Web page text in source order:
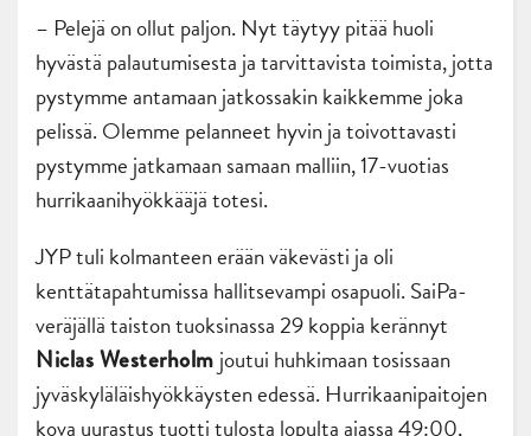
– Pelejä on ollut paljon. Nyt täytyy pitää huoli
hyvästä palautumisesta ja tarvittavista toimista, jotta
pystymme antamaan jatkossakin kaikkemme joka
pelissä. Olemme pelanneet hyvin ja toivottavasti
pystymme jatkamaan samaan malliin, 17-vuotias
hurrikaanihyökkääjä totesi.
JYP tuli kolmanteen erään väkevästi ja oli
kenttätapahtumissa hallitsevampi osapuoli. SaiPa-
veräjällä taiston tuoksinassa 29 koppia kerännyt
Niclas Westerholm joutui huhkimaan tosissaan
jyväskyläläishyökkäysten edessä. Hurrikaanipaitojen
kova uurastus tuotti tulosta lopulta ajassa 49:00,